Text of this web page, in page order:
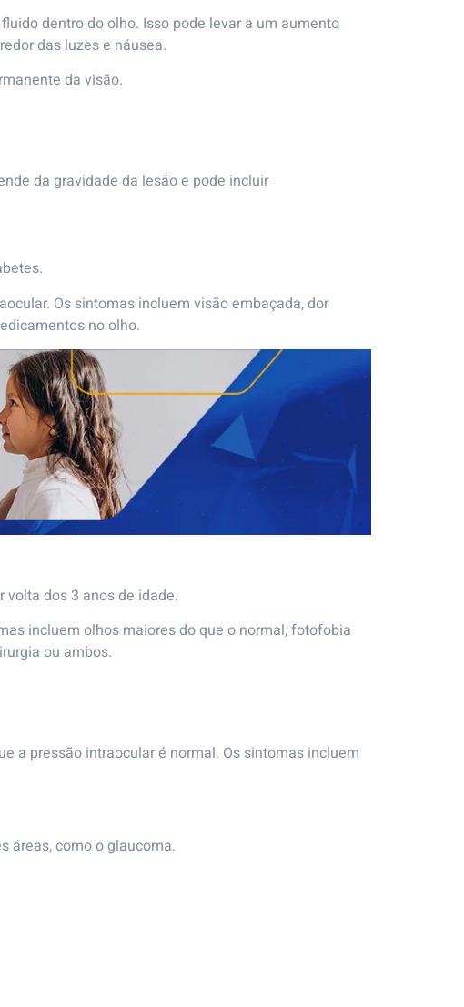
dentro do olho. Isso pode levar a um aumento
das luzes e náusea.
da visão.
da gravidade da lesão e pode incluir
Os sintomas incluem visão embaçada, dor
no olho.
volta dos 3 anos de idade.
incluem olhos maiores do que o normal, fotofobia
ou ambos.
a pressão intraocular é normal. Os sintomas incluem
áreas, como o glaucoma.